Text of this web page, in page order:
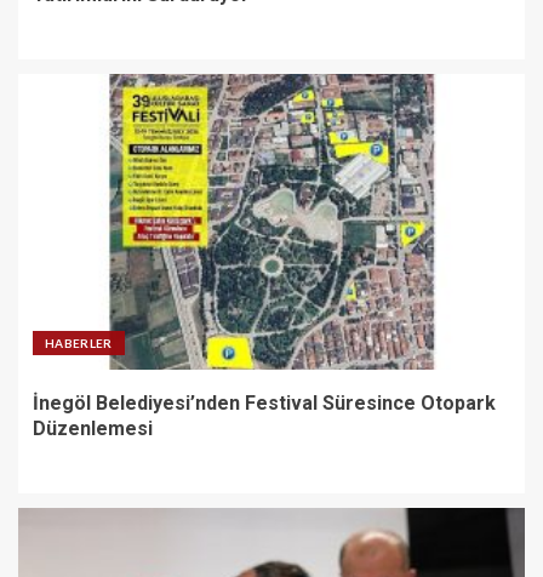
HABERLER
İnegöl Belediyesi’nden Festival Süresince Otopark
Düzenlemesi